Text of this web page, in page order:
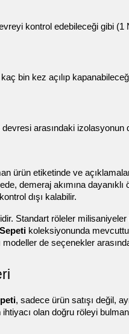
kontrol edebileceği gibi
kaç bin kez açılıp
arasındaki izolasyonun
ürün etiketinde ve
demeraj akımına
dışı kalabilir.
Standart röleler
koleksiyonunda
de seçenekler
, sadece ürün satışı değil,
olan doğru röleyi